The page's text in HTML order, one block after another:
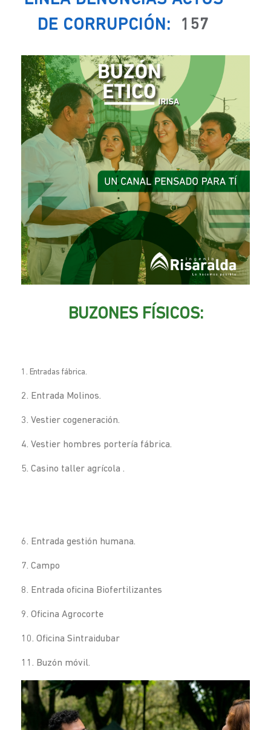
DE CORRUPCIÓN:
157
BUZONES FÍSICOS:
1. Entradas fábrica.
2. Entrada Molinos.
3. Vestier cogeneración.
4. Vestier hombres portería fábrica.
5. Casino taller agrícola .
6. Entrada gestión humana.
7. Campo
8. Entrada oficina Biofertilizantes
9. Oficina Agrocorte
10. Oficina Sintraidubar
11. Buzón móvil.